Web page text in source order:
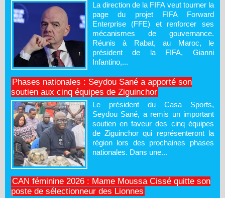
La direction de la FIFA veut tourner la
page du projet FIFA Forward
Enterprise (FFE) et renforcer ses
mécanismes de gouvernance.
Réunis à Rabat, au Maroc, le
président de la FIFA, Gianni
Infantino,...
Phases nationales : Seydou Sané a apporté son
soutien aux cinq équipes de Ziguinchor
Le président du Casa Sports,
Seydou Sané, a remis un important
soutien en faveur des cinq équipes
de Ziguinchor qui représenteront la
région lors des prochaines phases
nationales. Dans une...
CAN féminine 2026 : Mame Moussa Cissé quitte son
poste de sélectionneur des Lionnes